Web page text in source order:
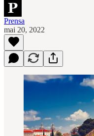
Prensa
mai 20, 2022